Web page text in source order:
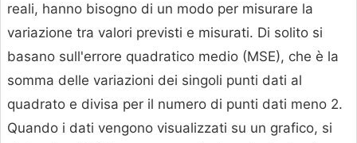
reali, hanno bisogno di un modo per misurare la
variazione tra valori previsti e misurati. Di solito si
basano sull'errore quadratico medio (MSE), che è la
somma delle variazioni dei singoli punti dati al
quadrato e divisa per il numero di punti dati meno 2.
Quando i dati vengono visualizzati su un grafico, si